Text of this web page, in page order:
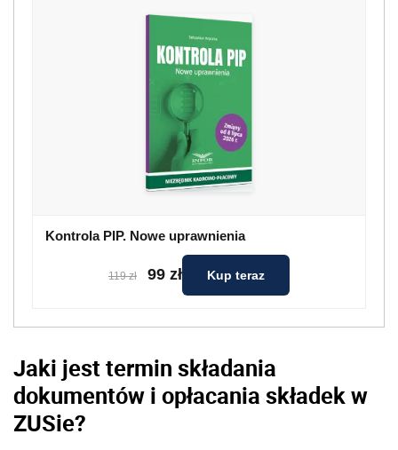
Kontrola PIP. Nowe uprawnienia
119 zł 99 zł Kup teraz
Jaki jest termin składania
dokumentów i opłacania składek w
ZUSie?